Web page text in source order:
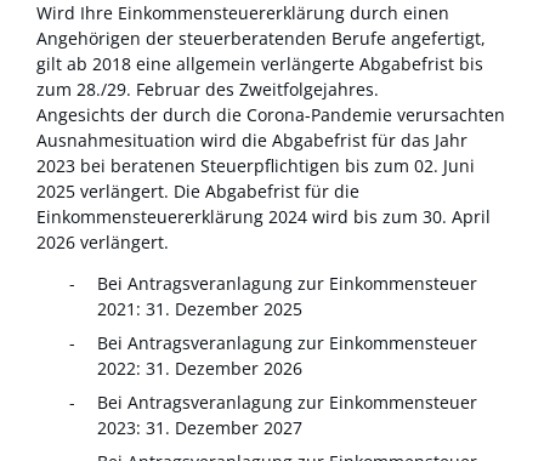
Wird Ihre Einkommensteuererklärung durch einen
Angehörigen der steuerberatenden Berufe angefertigt,
gilt ab 2018 eine allgemein verlängerte Abgabefrist bis
zum 28./29. Februar des Zweitfolgejahres.
Angesichts der durch die Corona-Pandemie verursachten
Ausnahmesituation wird die Abgabefrist für das Jahr
2023 bei beratenen Steuerpflichtigen bis zum 02. Juni
2025 verlängert. Die Abgabefrist für die
Einkommensteuererklärung 2024 wird bis zum 30. April
2026 verlängert.
Bei Antragsveranlagung zur Einkommensteuer
2021: 31. Dezember 2025
Bei Antragsveranlagung zur Einkommensteuer
2022: 31. Dezember 2026
Bei Antragsveranlagung zur Einkommensteuer
2023: 31. Dezember 2027